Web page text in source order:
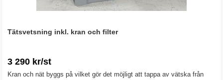
Tätsvetsning inkl. kran och filter
3 290 kr/st
Kran och nät byggs på vilket gör det möjligt att tappa av vätska från